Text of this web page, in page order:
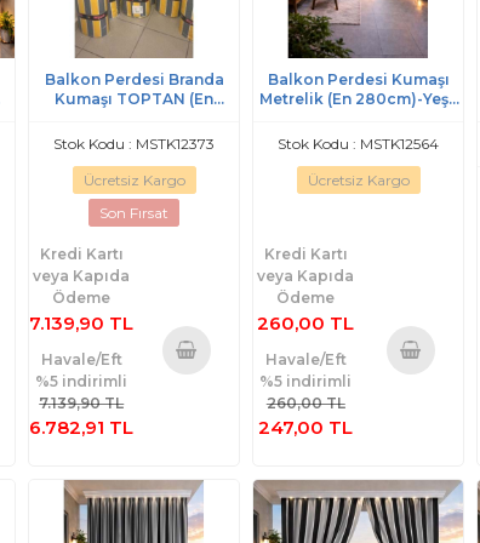
Balkon Perdesi Branda
Kumaşı TOPTAN (En
Stok Kodu : MSTK12373
Ücretsiz Kargo
Son Fırsat
Kredi Kartı
veya Kapıda
Ödeme
7.139,90 TL
Havale/Eft
%5 indirimli
7.139,90 TL
6.782,91 TL
Balkon Perdesi Kumaşı
Metrelik (En 280cm)-Yeşil
Stok Kodu : MSTK12564
Ücretsiz Kargo
Kredi Kartı
veya Kapıda
Ödeme
260,00 TL
Havale/Eft
%5 indirimli
260,00 TL
247,00 TL